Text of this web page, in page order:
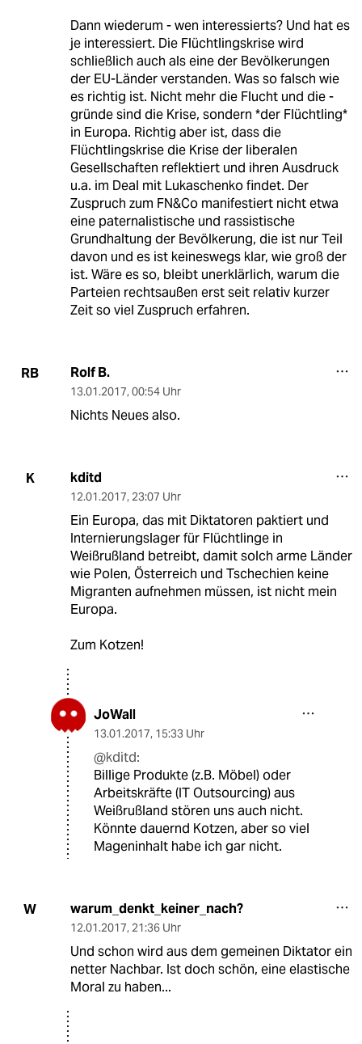
Dann wiederum - wen interessierts? Und hat es
je interessiert. Die Flüchtlingskrise wird
schließlich auch als eine der Bevölkerungen
der EU-Länder verstanden. Was so falsch wie
es richtig ist. Nicht mehr die Flucht und die -
gründe sind die Krise, sondern *der Flüchtling*
in Europa. Richtig aber ist, dass die
Flüchtlingskrise die Krise der liberalen
Gesellschaften reflektiert und ihren Ausdruck
u.a. im Deal mit Lukaschenko findet. Der
Zuspruch zum FN&Co manifestiert nicht etwa
eine paternalistische und rassistische
Grundhaltung der Bevölkerung, die ist nur Teil
davon und es ist keineswegs klar, wie groß der
ist. Wäre es so, bleibt unerklärlich, warum die
Parteien rechtsaußen erst seit relativ kurzer
Zeit so viel Zuspruch erfahren.
RB Rolf B.
13.01.2017, 00:54 Uhr
Nichts Neues also.
K kditd
12.01.2017, 23:07 Uhr
Ein Europa, das mit Diktatoren paktiert und
Internierungslager für Flüchtlinge in
Weißrußland betreibt, damit solch arme Länder
wie Polen, Österreich und Tschechien keine
Migranten aufnehmen müssen, ist nicht mein
Europa.
Zum Kotzen!
JoWall
13.01.2017, 15:33 Uhr
@kditd:
Billige Produkte (z.B. Möbel) oder
Arbeitskräfte (IT Outsourcing) aus
Weißrußland stören uns auch nicht.
Könnte dauernd Kotzen, aber so viel
Mageninhalt habe ich gar nicht.
W warum_denkt_keiner_nach?
12.01.2017, 21:36 Uhr
Und schon wird aus dem gemeinen Diktator ein
netter Nachbar. Ist doch schön, eine elastische
Moral zu haben...